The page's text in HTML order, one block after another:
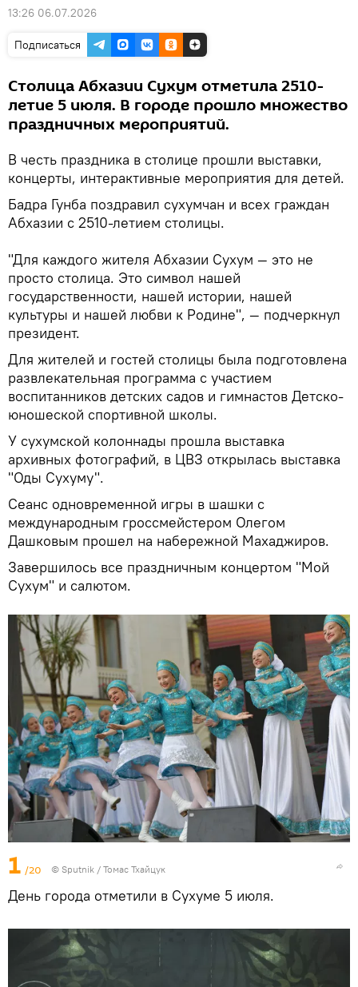
13:26 06.07.2026
Подписаться
Столица Абхазии Сухум отметила 2510-
летие 5 июля. В городе прошло множество
праздничных мероприятий.
В честь праздника в столице прошли выставки,
концерты, интерактивные мероприятия для детей.
Бадра Гунба поздравил сухумчан и всех граждан
Абхазии с 2510-летием столицы.
"Для каждого жителя Абхазии Сухум — это не
просто столица. Это символ нашей
государственности, нашей истории, нашей
культуры и нашей любви к Родине", — подчеркнул
президент.
Для жителей и гостей столицы была подготовлена
развлекательная программа с участием
воспитанников детских садов и гимнастов Детско-
юношеской спортивной школы.
У сухумской колоннады прошла выставка
архивных фотографий, в ЦВЗ открылась выставка
"Оды Сухуму".
Сеанс одновременной игры в шашки с
международным гроссмейстером Олегом
Дашковым прошел на набережной Махаджиров.
Завершилось все праздничным концертом "Мой
Сухум" и салютом.
1 /20 © Sputnik / Томас Тхайцук
День города отметили в Сухуме 5 июля.